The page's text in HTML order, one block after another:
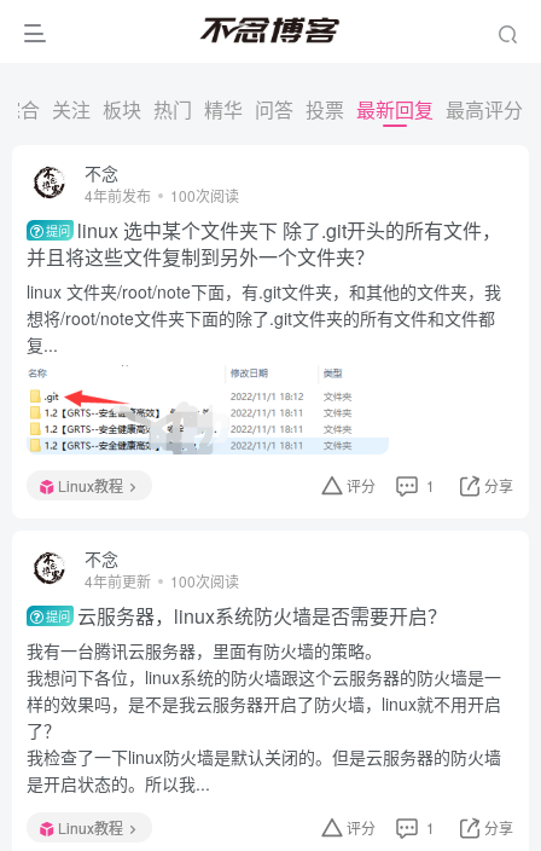
综合 关注 板块 热门 精华 问答 投票 最新回复 最高评分
不念
4年前发布 100次阅读
提问 linux 选中某个文件夹下 除了.git开头的所有文件，
并且将这些文件复制到另外一个文件夹？
linux 文件夹/root/note下面，有.git文件夹，和其他的文件夹，我
想将/root/note文件夹下面的除了.git文件夹的所有文件和文件都
复...
Linux教程 评分 1 分享
不念
4年前更新 100次阅读
提问 云服务器，linux系统防火墙是否需要开启？
我有一台腾讯云服务器，里面有防火墙的策略。
我想问下各位，linux系统的防火墙跟这个云服务器的防火墙是一
样的效果吗，是不是我云服务器开启了防火墙，linux就不用开启
了？
我检查了一下linux防火墙是默认关闭的。但是云服务器的防火墙
是开启状态的。所以我...
Linux教程 评分 1 分享